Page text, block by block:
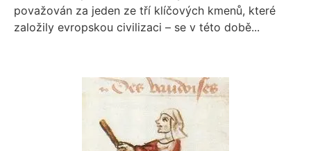
považován za jeden ze tří klíčových kmenů, které
založily evropskou civilizaci – se v této době...